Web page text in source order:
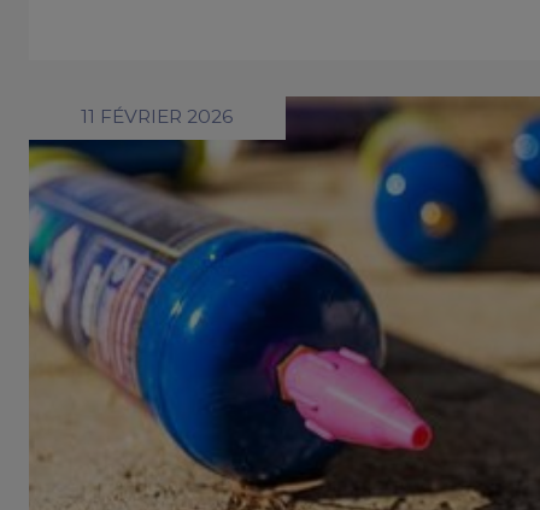
11 FÉVRIER 2026